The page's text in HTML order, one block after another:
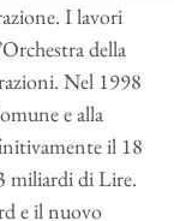
I lavori
della
Nel 1998
e alla
il 18
miliardi di Lire.
e il nuovo